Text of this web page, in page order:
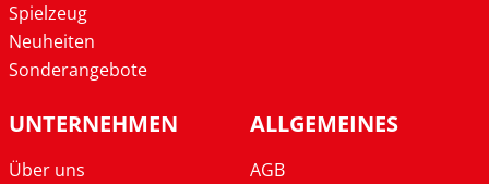
Spielzeug
Neuheiten
Sonderangebote
UNTERNEHMEN
Über uns
ALLGEMEINES
AGB